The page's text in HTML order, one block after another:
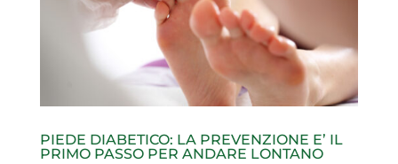
PIEDE DIABETICO: LA PREVENZIONE E’ IL
PRIMO PASSO PER ANDARE LONTANO